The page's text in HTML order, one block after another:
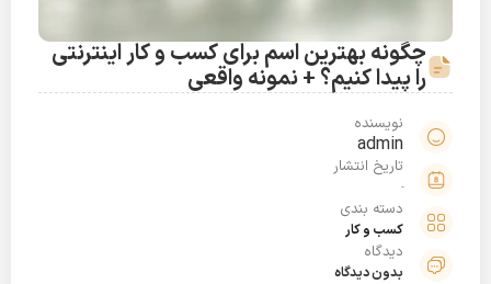
چگونه بهترین اسم برای کسب و کار اینترنتی
را پیدا کنیم؟ + نمونه واقعی
نویسنده
admin
تاریخ انتشار
دسته بندی
کسب و کار
دیدگاه
بدون دیدگاه